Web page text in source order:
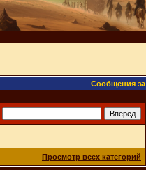
Сообщения
Просмотр всех категорий